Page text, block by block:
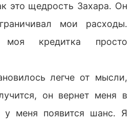
это щедрость Захара. Он
мои расходы.
кредитка просто
легче от мысли,
он вернет меня в
меня появится шанс. Я